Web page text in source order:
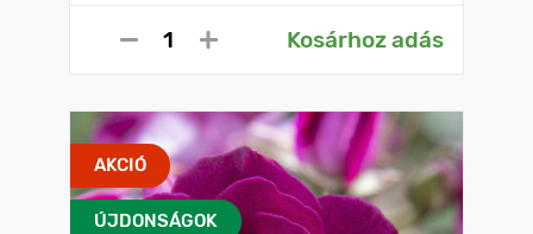
Kosárhoz adás
AKCIÓ
ÚJDONSÁGOK